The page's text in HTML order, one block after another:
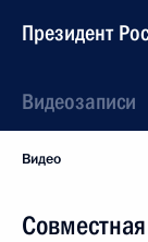
Президент
Видеозаписи
Видео